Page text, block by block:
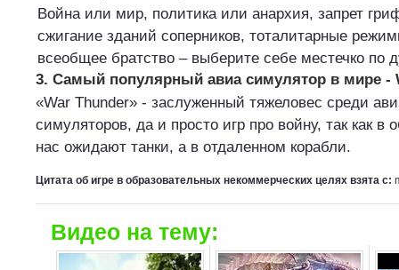
Война или мир, политика или анархия, запрет
сжигание зданий соперников, тоталитарные
всеобщее братство – выберите себе местечко по
3. Самый популярный авиа симулятор в мире -
«War Thunder» - заслуженный тяжеловес среди
симуляторов, да и просто игр про войну, так как
нас ожидают танки, а в отдаленном корабли.
Цитата об игре в образовательных некоммерческих целях взята с:
Видео на тему: